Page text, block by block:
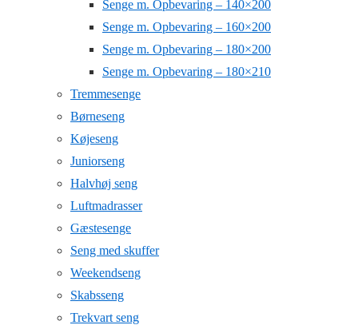
Senge m. Opbevaring – 140×200
Senge m. Opbevaring – 160×200
Senge m. Opbevaring – 180×200
Senge m. Opbevaring – 180×210
Tremmesenge
Børneseng
Køjeseng
Juniorseng
Halvhøj seng
Luftmadrasser
Gæstesenge
Seng med skuffer
Weekendseng
Skabsseng
Trekvart seng